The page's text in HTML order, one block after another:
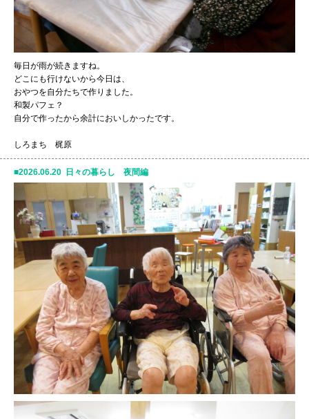
毎日が雨が続きますね。
どこにも行けないから今日は、
おやつを自分たちで作りました。
和製パフェ？
自分で作ったから余計においしかったです。
しろまち 梶原
2026.06.20 日々の暮らし 夜間編